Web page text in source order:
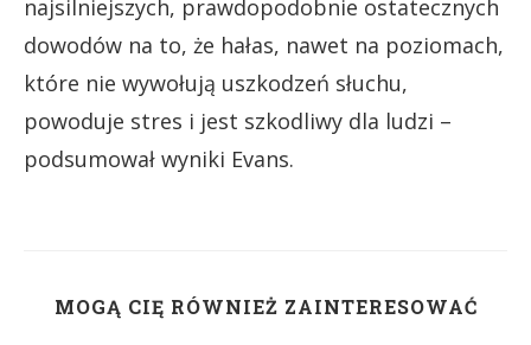
najsilniejszych, prawdopodobnie ostatecznych
dowodów na to, że hałas, nawet na poziomach,
które nie wywołują uszkodzeń słuchu,
powoduje stres i jest szkodliwy dla ludzi –
podsumował wyniki Evans.
MOGĄ CIĘ RÓWNIEŻ ZAINTERESOWAĆ